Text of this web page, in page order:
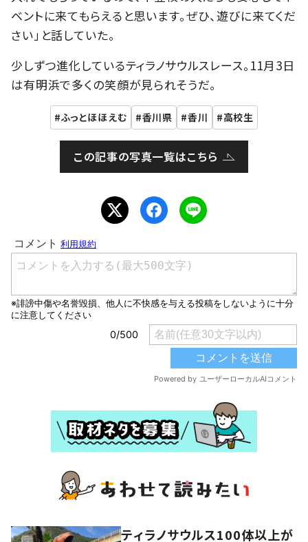
ベントに来てもらえると思います。ぜひ、遊びに来てくだ
さい」と話していた。
少しずつ進化しているティラノサウルスレース。11月3日
は有明浜で多くの笑顔が見られそうだ。
ふっとほほえむ 香川県 香川 高校生
この記事の写真一覧はこちら
ティラノサウルス100体以上が